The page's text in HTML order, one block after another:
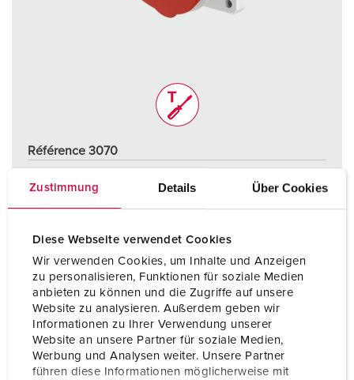
Zustimmung Details Über Cookies
Diese Webseite verwendet Cookies
Wir verwenden Cookies, um Inhalte und Anzeigen
zu personalisieren, Funktionen für soziale Medien
anbieten zu können und die Zugriffe auf unsere
Website zu analysieren. Außerdem geben wir
Informationen zu Ihrer Verwendung unserer
Website an unsere Partner für soziale Medien,
Werbung und Analysen weiter. Unsere Partner
führen diese Informationen möglicherweise mit
Référence 3070
Ampère 16 A
Pôles 5 p
Volt 400 V
Technique de raccordement sans vis - TwinCONTACT
VERS LE PRODUIT